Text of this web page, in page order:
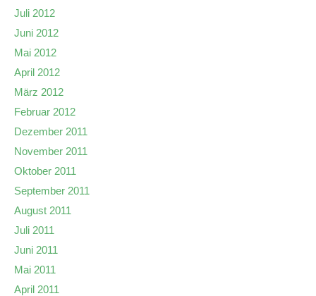
Juli 2012
Juni 2012
Mai 2012
April 2012
März 2012
Februar 2012
Dezember 2011
November 2011
Oktober 2011
September 2011
August 2011
Juli 2011
Juni 2011
Mai 2011
April 2011